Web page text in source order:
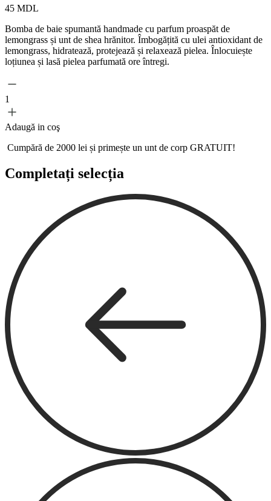
45 MDL
Bomba de baie spumantă handmade cu parfum proaspăt de
lemongrass și unt de shea hrănitor. Îmbogățită cu ulei antioxidant de
lemongrass, hidratează, protejează și relaxează pielea. Înlocuiește
loțiunea și lasă pielea parfumată ore întregi.
1
Adaugă in coş
Cumpără de 2000 lei și primește un unt de corp GRATUIT!
Completați selecția